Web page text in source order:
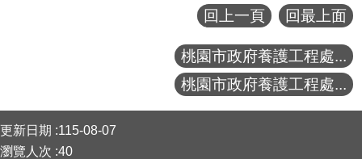
回上一頁 回最上面
桃園市政府養護工程處...
桃園市政府養護工程處...
更新日期
115-08-07
瀏覽人次 40